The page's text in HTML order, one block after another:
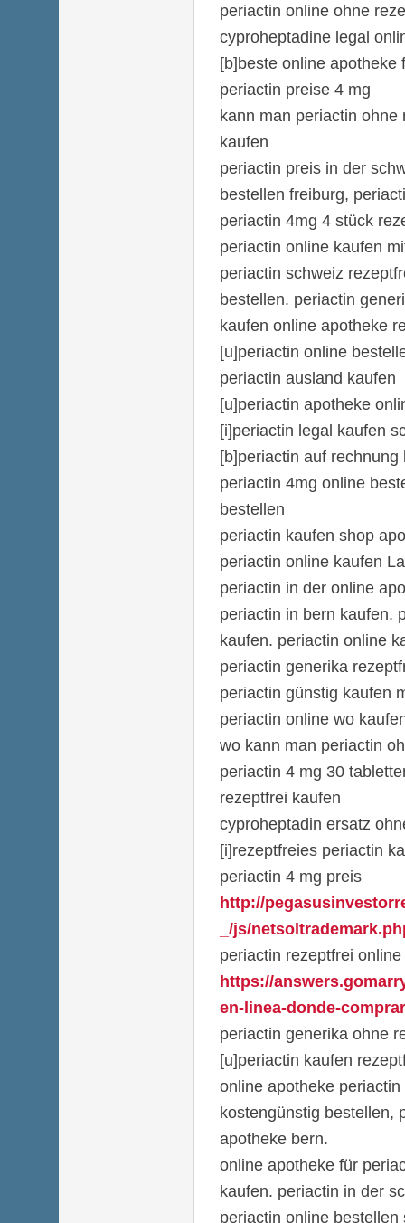
periactin online ohne
cyproheptadine legal
[b]beste online apotheke
periactin preise 4 mg
kann man periactin
kaufen
periactin preis in der
bestellen freiburg,
periactin 4mg 4 stück
periactin online kaufen
periactin schweiz
bestellen. periactin
kaufen online apotheke
[u]periactin online
periactin ausland kaufen
[u]periactin apotheke
[i]periactin legal kaufen
[b]periactin auf rechnung
periactin 4mg online
bestellen
periactin kaufen shop
periactin online kaufen
periactin in der online
periactin in bern kaufen.
kaufen. periactin online
periactin generika
periactin günstig kaufen
periactin online wo
wo kann man periactin
periactin 4 mg 30
rezeptfrei kaufen
cyproheptadin ersatz
[i]rezeptfreies periactin
periactin 4 mg preis
http://
_/js/
periactin rezeptfrei
https://
en-linea-donde-
periactin generika ohne
[u]periactin kaufen
online apotheke
kostengünstig bestellen,
apotheke bern.
online apotheke für
kaufen. periactin in der
periactin online